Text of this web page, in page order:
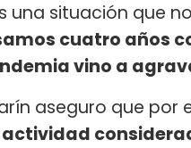
una situación que
cuatro años
vino a
aseguro que
actividad